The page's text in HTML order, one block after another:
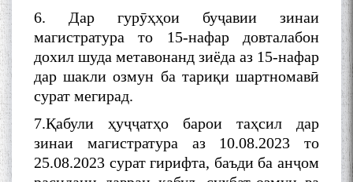
6. Дар гурӯҳҳои буҷавии зинаи
магистратура то 15-нафар довталабон
дохил шуда метавонанд зиёда аз 15-нафар
дар шакли озмун ба тариқи шартномавӣ
сурат мегирад.
7.Қабули ҳуҷҷатҳо барои таҳсил дар
зинаи магистратура аз 10.08.2023 то
25.08.2023 сурат гирифта, баъди ба анҷом
МАВЛОНО ҶАЛОЛИДДИНИ
БАЛХӢ БУЗУРГТАРИН
МУТАФАККИР ВА ОРИФИ
ЗАБОНУ АДАБИ ТОҶИК